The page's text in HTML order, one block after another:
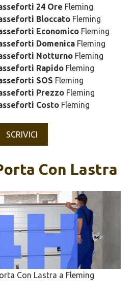
24 Ore Fleming
Bloccato Fleming
Economico Fleming
Domenica Fleming
Notturno Fleming
Rapido Fleming
SOS Fleming
Prezzo Fleming
Costo Fleming
SCRIVICI
Con Lastra
Con Lastra a Fleming